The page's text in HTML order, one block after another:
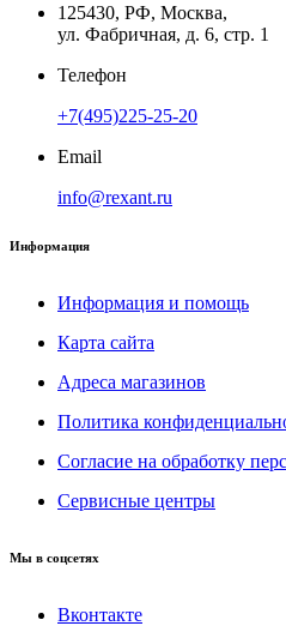
125430, РФ, Москва,
ул. Фабричная, д. 6, стр. 1
Телефон
+7(495)225-25-20
Email
info@rexant.ru
Информация
Информация и помощь
Карта сайта
Адреса магазинов
Политика
Согласие на обработку
Сервисные центры
Мы в соцсетях
Вконтакте